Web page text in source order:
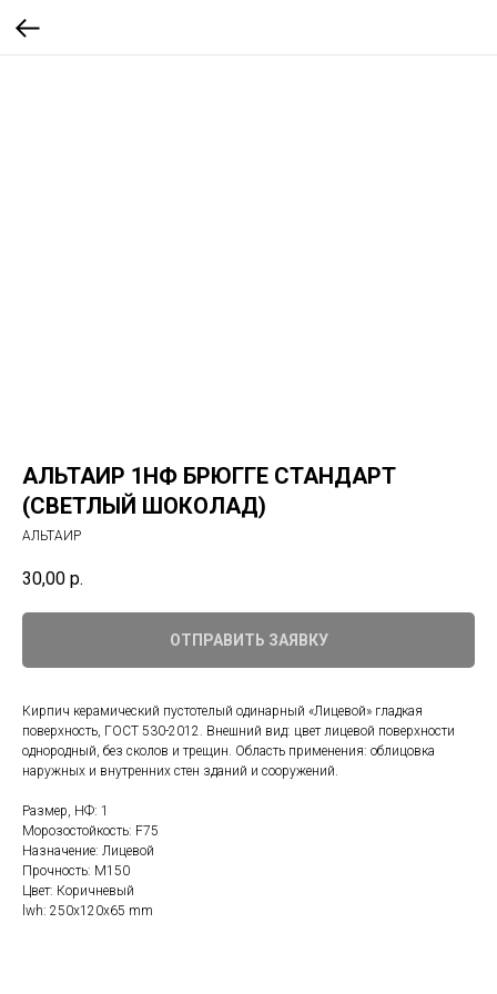
АЛЬТАИР 1НФ БРЮГГЕ СТАНДАРТ
(СВЕТЛЫЙ ШОКОЛАД)
АЛЬТАИР
30,00 р.
ОТПРАВИТЬ ЗАЯВКУ
Кирпич керамический пустотелый одинарный «Лицевой» гладкая
поверхность, ГОСТ 530-2012. Внешний вид: цвет лицевой поверхности
однородный, без сколов и трещин. Область применения: облицовка
наружных и внутренних стен зданий и сооружений.
Размер, НФ: 1
Морозостойкость: F75
Назначение: Лицевой
Прочность: М150
Цвет: Коричневый
lwh: 250x120x65 mm